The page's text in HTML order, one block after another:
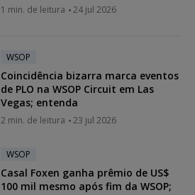
1 min. de leitura 24 jul 2026
WSOP
Coincidência bizarra marca eventos
de PLO na WSOP Circuit em Las
Vegas; entenda
2 min. de leitura 23 jul 2026
WSOP
Casal Foxen ganha prêmio de US$
100 mil mesmo após fim da WSOP;